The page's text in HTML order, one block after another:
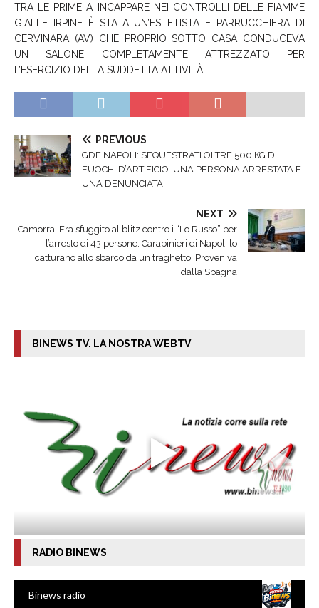
TRA LE PRIME A INCAPPARE NEI CONTROLLI DELLE FIAMME
GIALLE IRPINE È STATA UN’ESTETISTA E PARRUCCHIERA DI
CERVINARA (AV) CHE PROPRIO SOTTO CASA CONDUCEVA
UN SALONE COMPLETAMENTE ATTREZZATO PER
L’ESERCIZIO DELLA SUDDETTA ATTIVITÀ.
PREVIOUS
GDF NAPOLI: SEQUESTRATI OLTRE 500 KG DI
FUOCHI D’ARTIFICIO. UNA PERSONA ARRESTATA E
UNA DENUNCIATA.
NEXT
Camorra: Era sfuggito al blitz contro i “Lo Russo” per
l’arresto di 43 persone. Carabinieri di Napoli lo
catturano allo sbarco da un traghetto. Proveniva
dalla Spagna
BINEWS TV. LA NOSTRA WEBTV
RADIO BINEWS